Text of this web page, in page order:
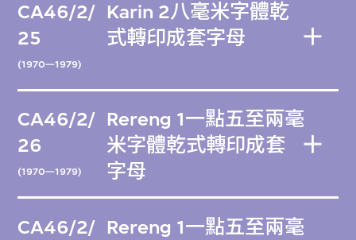
CA46/2/
25
(1970—1979)
Karin 2八毫米字體乾
式轉印成套字母
CA46/2/
26
(1970—1979)
Rereng 1一點五至兩毫
米字體乾式轉印成套
字母
CA46/2/ Rereng 1一點五至兩毫